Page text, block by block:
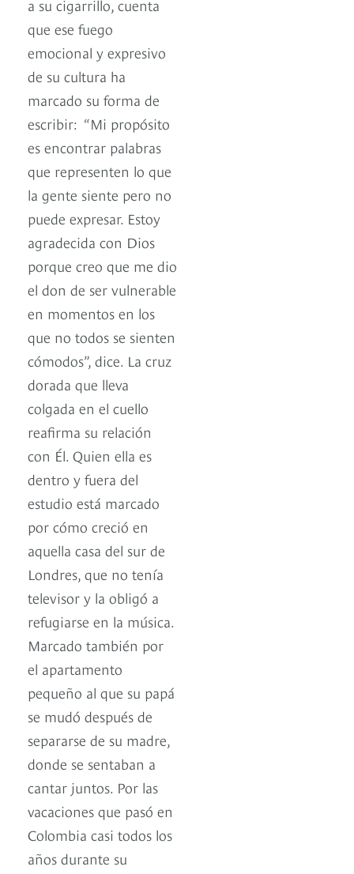
a su cigarrillo, cuenta
que ese fuego
emocional y expresivo
de su cultura ha
marcado su forma de
escribir: “Mi propósito
es encontrar palabras
que representen lo que
la gente siente pero no
puede expresar. Estoy
agradecida con Dios
porque creo que me dio
el don de ser vulnerable
en momentos en los
que no todos se sienten
cómodos”, dice. La cruz
dorada que lleva
colgada en el cuello
reafirma su relación
con Él. Quien ella es
dentro y fuera del
estudio está marcado
por cómo creció en
aquella casa del sur de
Londres, que no tenía
televisor y la obligó a
refugiarse en la música.
Marcado también por
el apartamento
pequeño al que su papá
se mudó después de
separarse de su madre,
donde se sentaban a
cantar juntos. Por las
vacaciones que pasó en
Colombia casi todos los
años durante su